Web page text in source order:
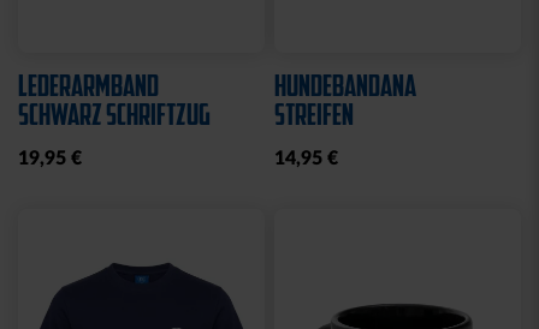
LEDERARMBAND
SCHWARZ SCHRIFTZUG
19,95 €
HUNDEBANDANA
STREIFEN
14,95 €